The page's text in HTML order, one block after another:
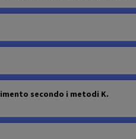
secondo i metodi K.